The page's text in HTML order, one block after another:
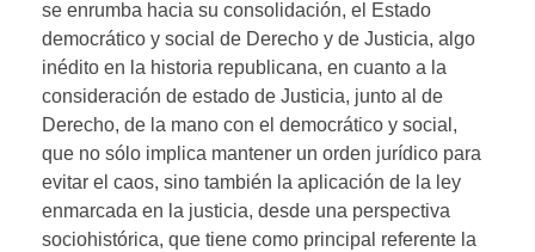
se enrumba hacia su consolidación, el Estado
democrático y social de Derecho y de Justicia, algo
inédito en la historia republicana, en cuanto a la
consideración de estado de Justicia, junto al de
Derecho, de la mano con el democrático y social,
que no sólo implica mantener un orden jurídico para
evitar el caos, sino también la aplicación de la ley
enmarcada en la justicia, desde una perspectiva
sociohistórica, que tiene como principal referente la